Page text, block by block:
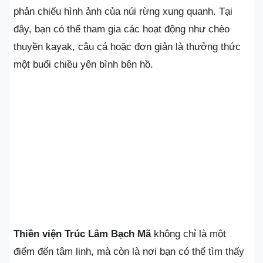
phản chiếu hình ảnh của núi rừng xung quanh. Tại
đây, bạn có thể tham gia các hoạt động như chèo
thuyền kayak, câu cá hoặc đơn giản là thưởng thức
một buổi chiều yên bình bên hồ.
Thiền viện Trúc Lâm Bạch Mãkhông chỉ là một
điểm đến tâm linh, mà còn là nơi bạn có thể tìm thấy